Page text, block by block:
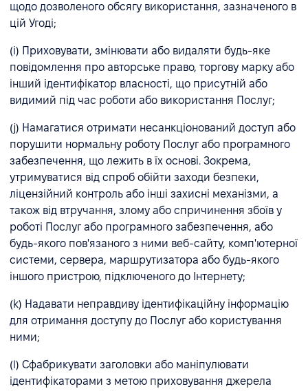
щодо дозволеного обсягу використання, зазначеного в
цій Угоді;
(i) Приховувати, змінювати або видаляти будь-яке
повідомлення про авторське право, торгову марку або
інший ідентифікатор власності, що присутній або
видимий під час роботи або використання Послуг;
(j) Намагатися отримати несанкціонований доступ або
порушити нормальну роботу Послуг або програмного
забезпечення, що лежить в їх основі. Зокрема,
утримуватися від спроб обійти заходи безпеки,
ліцензійний контроль або інші захисні механізми, а
також від втручання, злому або спричинення збоїв у
роботі Послуг або програмного забезпечення, або
будь-якого пов'язаного з ними веб-сайту, комп'ютерної
системи, сервера, маршрутизатора або будь-якого
іншого пристрою, підключеного до Інтернету;
(k) Надавати неправдиву ідентифікаційну інформацію
для отримання доступу до Послуг або користування
ними;
(l) Сфабрикувати заголовки або маніпулювати
ідентифікаторами з метою приховування джерела